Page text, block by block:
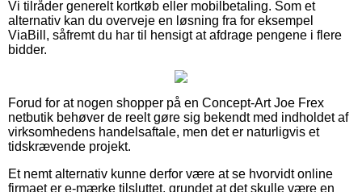
Vi tilråder generelt kortkøb eller mobilbetaling. Som et
alternativ kan du overveje en løsning fra for eksempel
ViaBill, såfremt du har til hensigt at afdrage pengene i flere
bidder.
Forud for at nogen shopper på en Concept-Art Joe Frex
netbutik behøver de reelt gøre sig bekendt med indholdet af
virksomhedens handelsaftale, men det er naturligvis et
tidskrævende projekt.
Et nemt alternativ kunne derfor være at se hvorvidt online
firmaet er e-mærke tilsluttet, grundet at det skulle være en